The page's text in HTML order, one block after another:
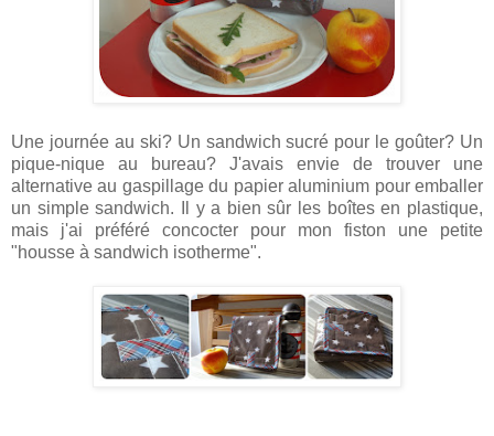
Une journée au ski? Un sandwich sucré pour le goûter? Un
pique-nique au bureau? J'avais envie de trouver une
alternative au gaspillage du papier aluminium pour emballer
un simple sandwich. Il y a bien sûr les boîtes en plastique,
mais j'ai préféré concocter pour mon fiston une petite
"housse à sandwich isotherme".